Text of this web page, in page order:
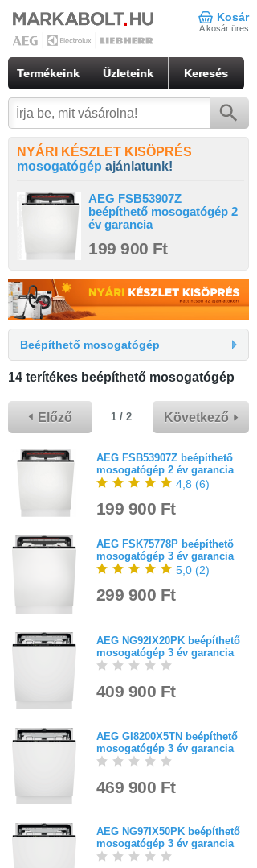
Kosár
A kosár üres
Termékeink Üzleteink Keresés
NYÁRI KÉSZLET KISÖPRÉS
mosogatógép ajánlatunk!
AEG FSB53907Z
beépíthető mosogatógép 2
év garancia
199 900 Ft
Beépíthető mosogatógép
14 terítékes beépíthető mosogatógép
Előző 1 / 2 Következő
AEG FSB53907Z beépíthető
mosogatógép 2 év garancia
4,8 (6)
199 900 Ft
AEG FSK75778P beépíthető
mosogatógép 3 év garancia
5,0 (2)
299 900 Ft
AEG NG92IX20PK beépíthető
mosogatógép 3 év garancia
409 900 Ft
AEG GI8200X5TN beépíthető
mosogatógép 3 év garancia
469 900 Ft
AEG NG97IX50PK beépíthető
mosogatógép 3 év garancia